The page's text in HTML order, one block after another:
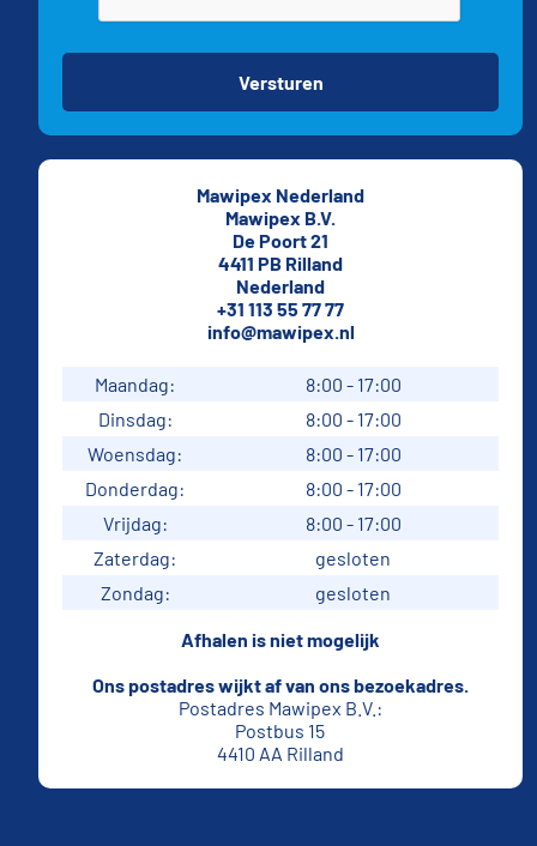
Mawipex Nederland
Mawipex B.V.
De Poort 21
4411 PB Rilland
Nederland
+31 113 55 77 77
info@mawipex.nl
Maandag:
8:00 - 17:00
Dinsdag:
8:00 - 17:00
Woensdag:
8:00 - 17:00
Donderdag:
8:00 - 17:00
Vrijdag:
8:00 - 17:00
Zaterdag:
gesloten
Zondag:
gesloten
Afhalen is niet mogelijk
Ons postadres wijkt af van ons bezoekadres.
Postadres Mawipex B.V.:
Postbus 15
4410 AA Rilland